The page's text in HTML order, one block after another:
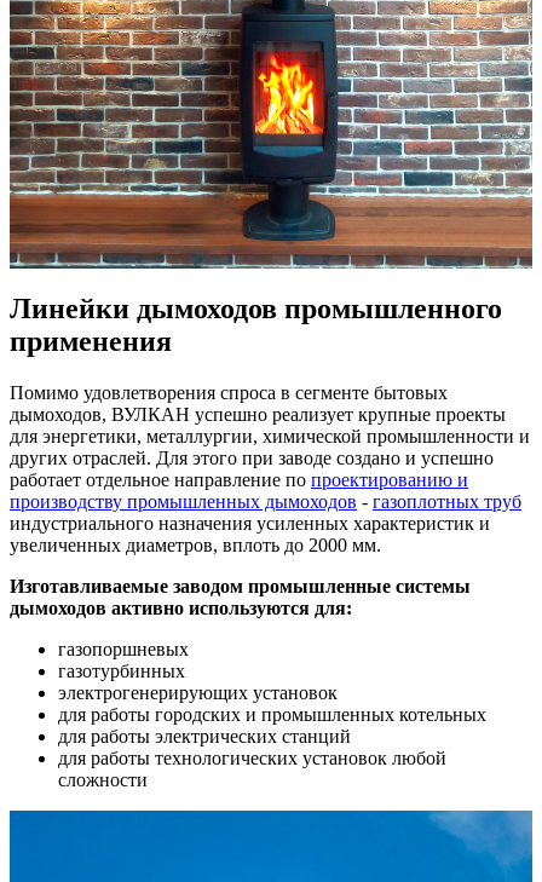
Линейки дымоходов промышленного
применения
Помимо удовлетворения спроса в сегменте бытовых
дымоходов, ВУЛКАН успешно реализует крупные проекты
для энергетики, металлургии, химической промышленности и
других отраслей. Для этого при заводе создано и успешно
работает отдельное направление по проектированию и
производству промышленных дымоходов - газоплотных труб
индустриального назначения усиленных характеристик и
увеличенных диаметров, вплоть до 2000 мм.
Изготавливаемые заводом промышленные системы
дымоходов активно используются для:
газопоршневых
газотурбинных
электрогенерирующих установок
для работы городских и промышленных котельных
для работы электрических станций
для работы технологических установок любой
сложности